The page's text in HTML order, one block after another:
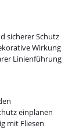
sicherer Schutz
Wirkung
Linienführung
einplanen
mit Fliesen